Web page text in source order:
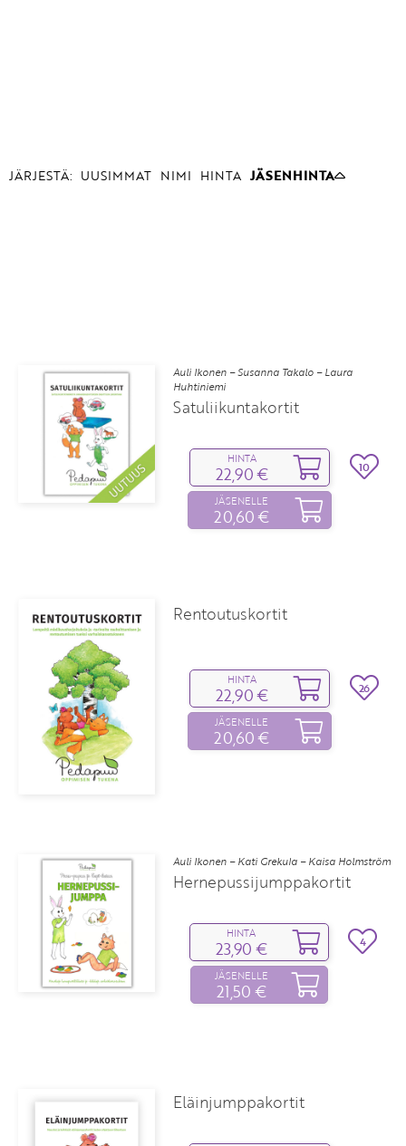
JÄRJESTÄ: UUSIMMAT NIMI HINTA JÄSENHINTA
Auli Ikonen – Susanna Takalo – Laura
Huhtiniemi
Satuliikuntakortit
HINTA
22,90 €
JÄSENELLE
20,60 €
10
Rentoutuskortit
HINTA
22,90 €
JÄSENELLE
20,60 €
26
Auli Ikonen – Kati Grekula – Kaisa Holmström
Hernepussijumppakortit
HINTA
23,90 €
JÄSENELLE
21,50 €
4
Eläinjumppakortit